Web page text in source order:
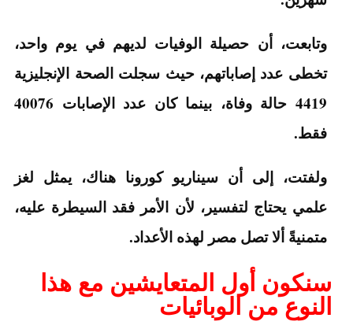
وتابعت، أن حصيلة الوفيات لديهم في يوم واحد،
تخطى عدد إصاباتهم، حيث سجلت الصحة الإنجليزية
4419 حالة وفاة، بينما كان عدد الإصابات 40076
فقط.
ولفتت، إلى أن سيناريو كورونا هناك، يمثل لغز
علمي يحتاج لتفسير، لأن الأمر فقد السيطرة عليه،
متمنيةً ألا تصل مصر لهذه الأعداد.
سنكون أول المتعايشين مع هذا
النوع من الوبائيات